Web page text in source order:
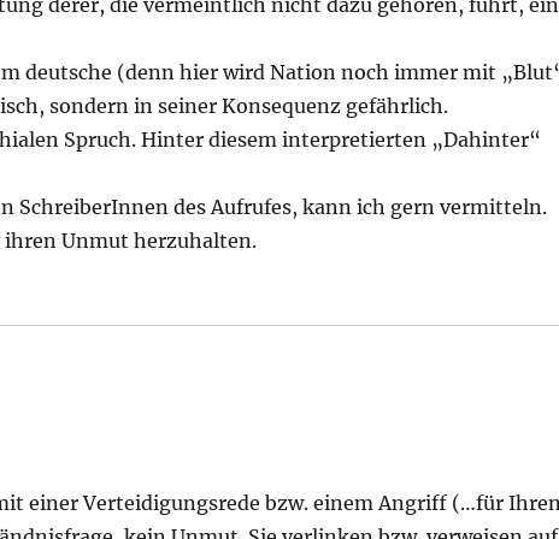
deutsche (denn hier wird Nation noch immer mit
sondern in seiner Konsequenz gefährlich.
Spruch. Hinter diesem interpretierten „Dahinter“
SchreiberInnen des Aufrufes, kann ich gern vermitteln.
Unmut herzuhalten.
einer Verteidigungsrede bzw. einem Angriff (…für Ihren